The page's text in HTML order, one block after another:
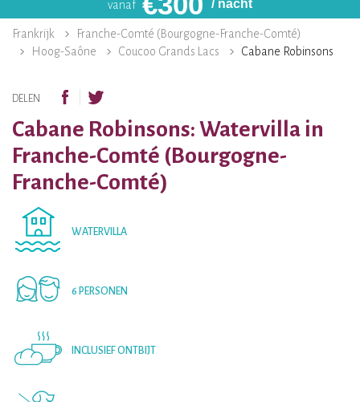
vanaf / nacht
Frankrijk
Franche-Comté (Bourgogne-Franche-Comté)
Hoog-Saône
Coucoo Grands Lacs Cabane Robinsons
DELEN
Cabane Robinsons: Watervilla in
Franche-Comté (Bourgogne-
Franche-Comté)
WATERVILLA
6 PERSONEN
INCLUSIEF ONTBIJT